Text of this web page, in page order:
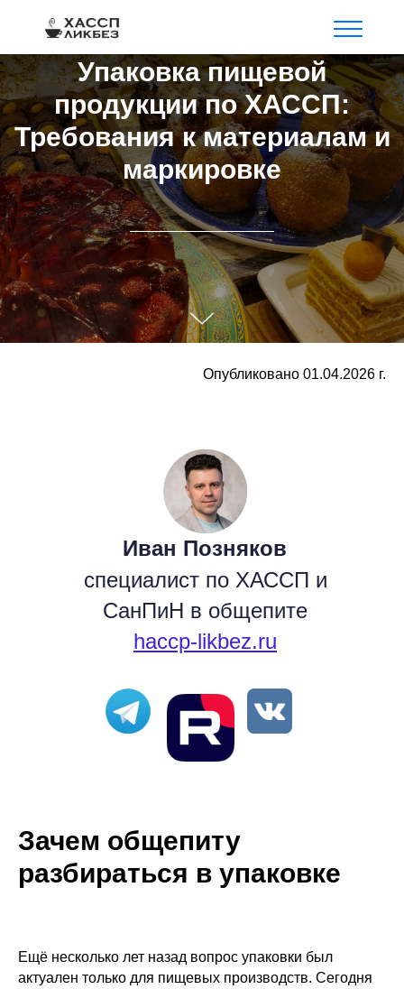
Упаковка пищевой
продукции по ХАССП:
Требования к материалам и
маркировке
Опубликовано 01.04.2026 г.
специалист по ХАССП и
СанПиН в общепите
haccp-likbez.ru
Иван Позняков
Telegram RuTube
Зачем общепиту
разбираться в упаковке
Ещё несколько лет назад вопрос упаковки был
актуален только для пищевых производств. Сегодня